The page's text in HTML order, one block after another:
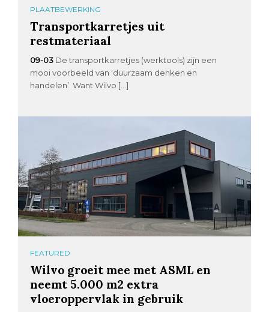
PLAATBEWERKING
Transportkarretjes uit
restmateriaal
09-03 De transportkarretjes (werktools) zijn een
mooi voorbeeld van ‘duurzaam denken en
handelen’. Want Wilvo […]
FEATURED
Wilvo groeit mee met ASML en
neemt 5.000 m2 extra
vloeroppervlak in gebruik